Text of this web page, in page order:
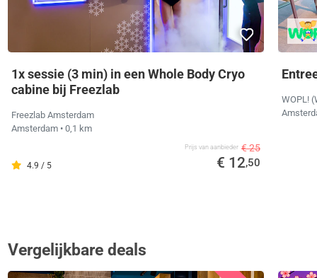
1x sessie (3 min) in een Whole Body Cryo
cabine bij Freezlab
Freezlab Amsterdam
Amsterdam • 0,1 km
4.9 / 5
Prijs van aanbieder € 25
€ 12,50
WOPL!
Vergelijkbare deals